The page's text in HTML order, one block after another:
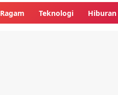
Ragam Teknologi Hiburan